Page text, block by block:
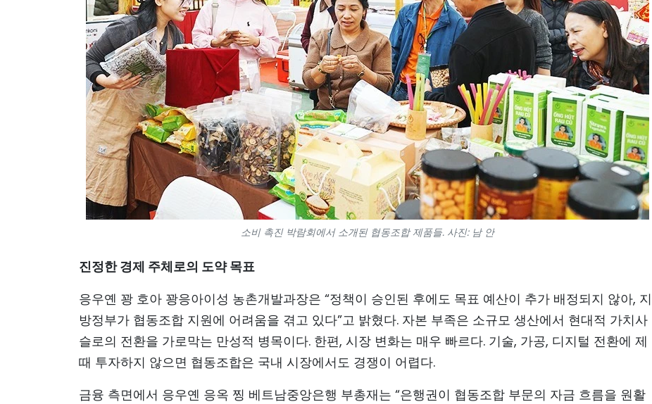
소비 촉진 박람회에서 소개된 협동조합 제품들. 사진: 남 안
진정한 경제 주체로의 도약 목표
응우옌 꽝 호아 꽝응아이성 농촌개발과장은 “정책이 승인된 후에도 목표 예산이 추가 배정되지 않아, 지
방정부가 협동조합 지원에 어려움을 겪고 있다”고 밝혔다. 자본 부족은 소규모 생산에서 현대적 가치사
슬로의 전환을 가로막는 만성적 병목이다. 한편, 시장 변화는 매우 빠르다. 기술, 가공, 디지털 전환에 제
때 투자하지 않으면 협동조합은 국내 시장에서도 경쟁이 어렵다.
금융 측면에서 응우옌 응옥 찡 베트남중앙은행 부총재는 “은행권이 협동조합 부문의 자금 흐름을 원활